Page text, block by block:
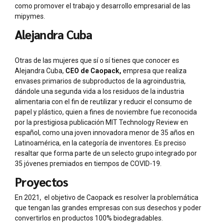
como promover el trabajo y desarrollo empresarial de las
mipymes.
Alejandra Cuba
Otras de las mujeres que sí o sí tienes que conocer es
Alejandra Cuba, CEO de Caopack, empresa que realiza
envases primarios de subproductos de la agroindustria,
dándole una segunda vida a los residuos de la industria
alimentaria con el fin de reutilizar y reducir el consumo de
papel y plástico, quien a fines de noviembre fue reconocida
por la prestigiosa publicación MIT Technology Review en
español, como una joven innovadora menor de 35 años en
Latinoamérica, en la categoría de inventores. Es preciso
resaltar que forma parte de un selecto grupo integrado por
35 jóvenes premiados en tiempos de COVID-19.
Proyectos
En 2021, el objetivo de Caopack es resolver la problemática
que tengan las grandes empresas con sus desechos y poder
convertirlos en productos 100% biodegradables.